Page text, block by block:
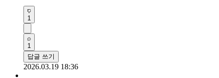
1
1
답글 쓰기
2026.03.19 18:36